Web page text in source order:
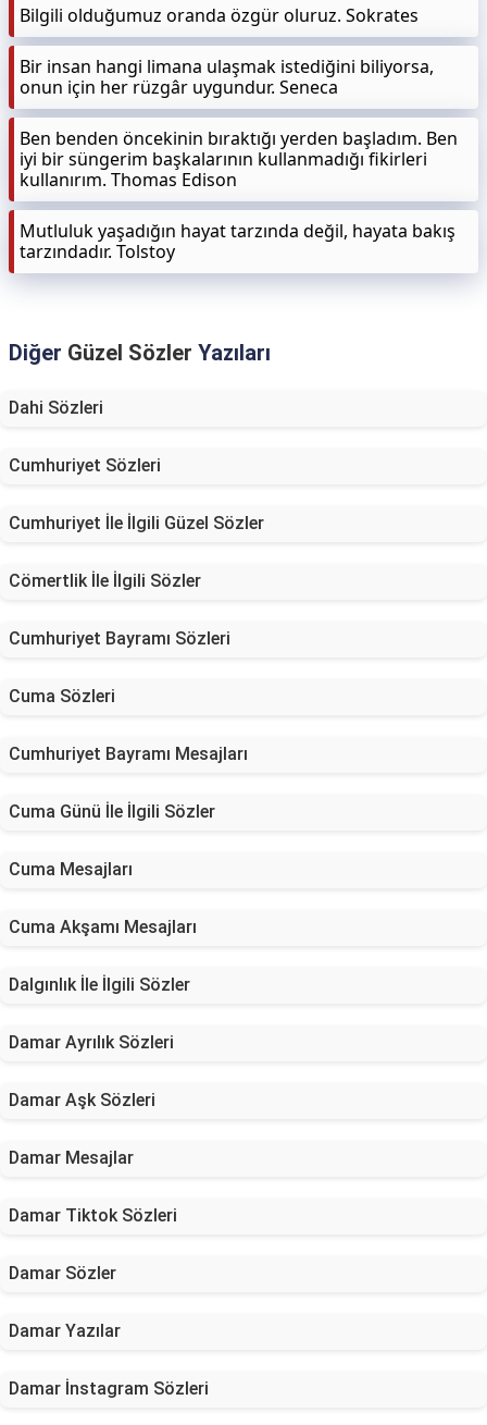
Bilgili olduğumuz oranda özgür oluruz. Sokrates
Bir insan hangi limana ulaşmak istediğini biliyorsa,
onun için her rüzgâr uygundur. Seneca
Ben benden öncekinin bıraktığı yerden başladım. Ben
iyi bir süngerim başkalarının kullanmadığı fikirleri
kullanırım. Thomas Edison
Mutluluk yaşadığın hayat tarzında değil, hayata bakış
tarzındadır. Tolstoy
Diğer Güzel Sözler Yazıları
Dahi Sözleri
Cumhuriyet Sözleri
Cumhuriyet İle İlgili Güzel Sözler
Cömertlik İle İlgili Sözler
Cumhuriyet Bayramı Sözleri
Cuma Sözleri
Cumhuriyet Bayramı Mesajları
Cuma Günü İle İlgili Sözler
Cuma Mesajları
Cuma Akşamı Mesajları
Dalgınlık İle İlgili Sözler
Damar Ayrılık Sözleri
Damar Aşk Sözleri
Damar Mesajlar
Damar Tiktok Sözleri
Damar Sözler
Damar Yazılar
Damar İnstagram Sözleri